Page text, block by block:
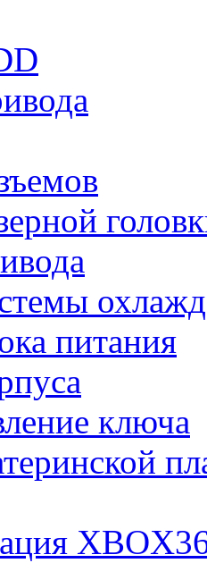
питания
ключа